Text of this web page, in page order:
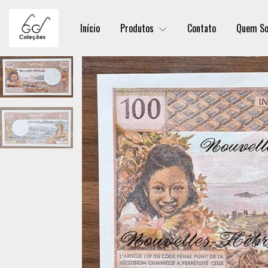
Início Produtos Contato Quem